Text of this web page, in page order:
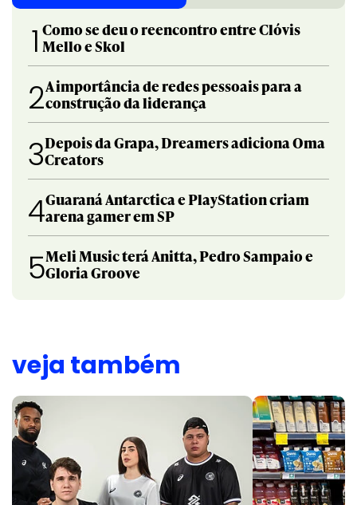
1 Como se deu o reencontro entre Clóvis
Mello e Skol
2A importância de redes pessoais para a
construção da liderança
3Depois da Grapa, Dreamers adiciona Oma
Creators
4Guaraná Antarctica e PlayStation criam
arena gamer em SP
5Meli Music terá Anitta, Pedro Sampaio e
Gloria Groove
veja também